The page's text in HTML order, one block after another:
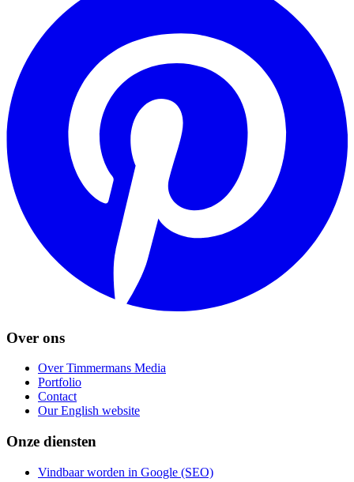
Over ons
Over Timmermans Media
Portfolio
Contact
Our English website
Onze diensten
Vindbaar worden in Google (SEO)